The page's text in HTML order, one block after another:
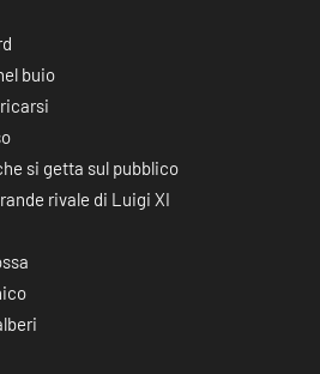
buio
si getta sul pubblico
rivale di Luigi XI